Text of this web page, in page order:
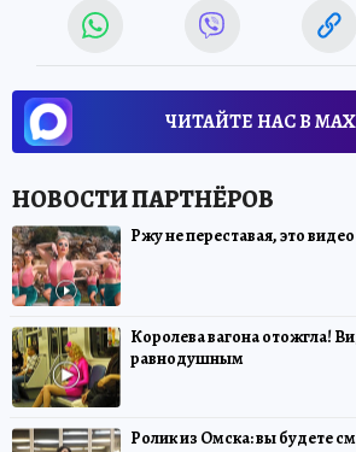
ЧИТАЙТЕ НАС В
Ржу не переставая, это
Королева вагона отожгла!
равнодушным
Ролик из Омска: вы будете